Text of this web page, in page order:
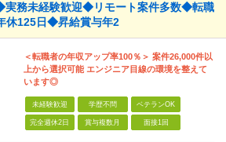
実務未経験歓迎◆リモート案件多数◆転職
休125日◆昇給賞与年2
＜転職者の年収アップ率100％＞ 案件26,000件以
上から選択可能 エンジニア目線の環境を整えて
います◎
未経験歓迎 学歴不問 ベテランOK
完全週休2日 賞与複数月 面接1回